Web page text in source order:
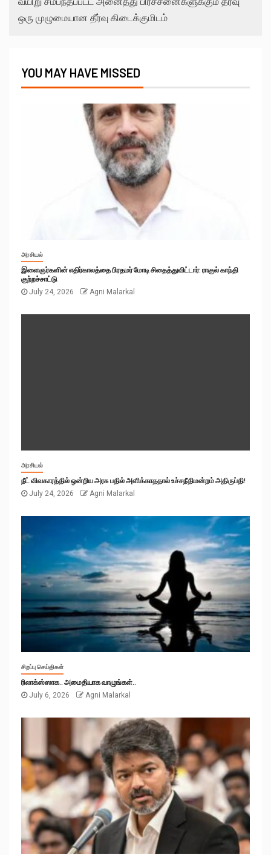
ஒரு முழுமையான தீர்வு கிடைக்குமிடம்
YOU MAY HAVE MISSED
அரசியல்
இளைஞர்களின் எதிர்காலத்தை பிரதமர் மோடி சிதைத்துவிட்டார்: ராகுல் காந்தி
குற்றச்சாட்டு
July 24, 2026
Agni Malarkal
அரசியல்
நீட் விவகாரத்தில் ஒன்றிய அரசு பதில் அளிக்காததால் உச்சநீதிமன்றம் அதிருப்தி!
July 24, 2026
Agni Malarkal
சிறப்பு செய்திகள்
ரிலாக்ஸ்ஸாக.. அமைதியாக வாழுங்கள்..
July 6, 2026
Agni Malarkal